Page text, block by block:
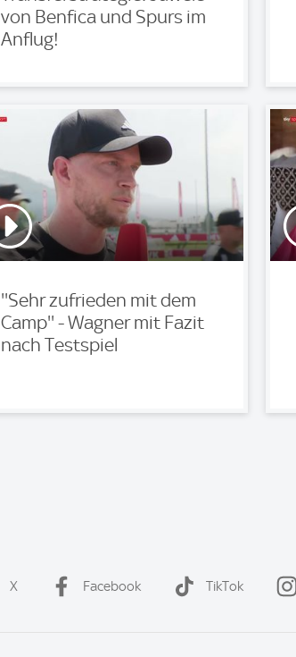
von Benfica und Spurs im
Anflug!
''Sehr zufrieden mit dem
Camp'' - Wagner mit Fazit
nach Testspiel
X Facebook TikTok